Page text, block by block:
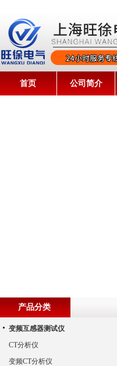
首页 公司简介
产品分类
变频互感器测试仪
CT分析仪
变频CT分析仪